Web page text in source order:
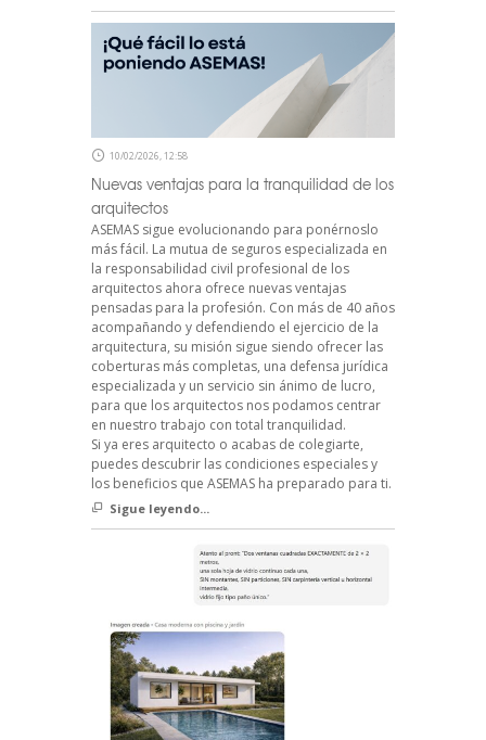
10/02/2026, 12:58
Nuevas ventajas para la tranquilidad de los
arquitectos
ASEMAS sigue evolucionando para ponérnoslo
más fácil. La mutua de seguros especializada en
la responsabilidad civil profesional de los
arquitectos ahora ofrece nuevas ventajas
pensadas para la profesión. Con más de 40 años
acompañando y defendiendo el ejercicio de la
arquitectura, su misión sigue siendo ofrecer las
coberturas más completas, una defensa jurídica
especializada y un servicio sin ánimo de lucro,
para que los arquitectos nos podamos centrar
en nuestro trabajo con total tranquilidad.
Si ya eres arquitecto o acabas de colegiarte,
puedes descubrir las condiciones especiales y
los beneficios que ASEMAS ha preparado para ti.
Sigue leyendo...